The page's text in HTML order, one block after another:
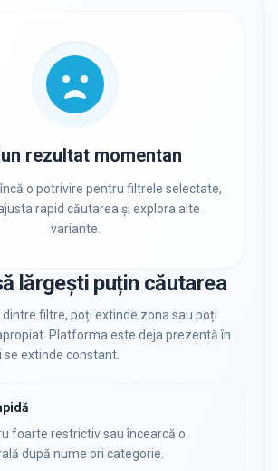
despre locuri libere
despre job-uri
rezultat momentan
o potrivire pentru filtrele selectate,
rapid căutarea și explora alte
variante.
lărgești puțin căutarea
dintre filtre, poți extinde zona sau poți
Platforma este deja prezentă în
extinde constant.
foarte restrictiv sau încearcă o
după nume ori categorie.